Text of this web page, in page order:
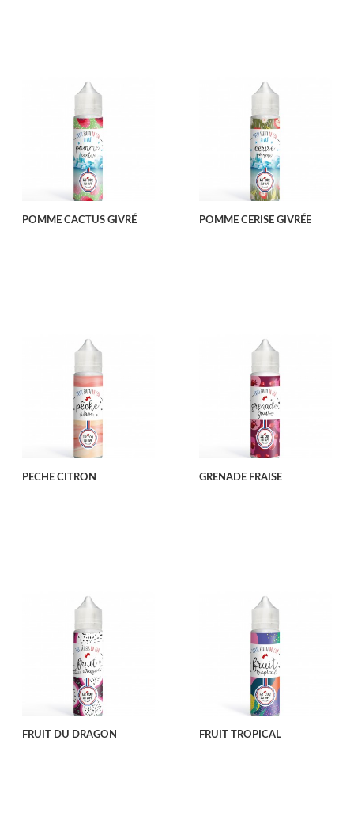
POMME CACTUS GIVRÉ POMME CERISE GIVRÉE
PECHE CITRON GRENADE FRAISE
FRUIT DU DRAGON FRUIT TROPICAL